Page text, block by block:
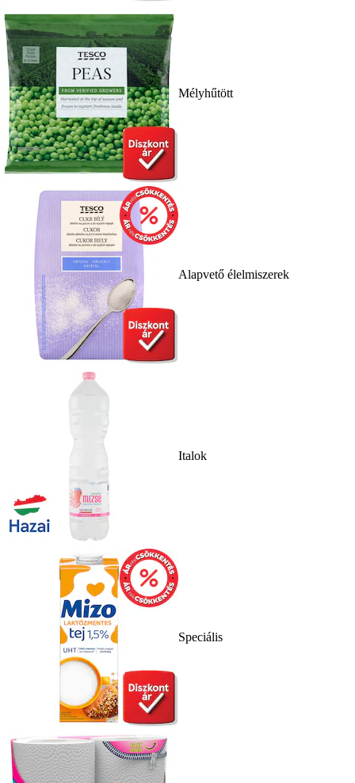
Mélyhűtött
Alapvető élelmiszerek
Italok
Speciális